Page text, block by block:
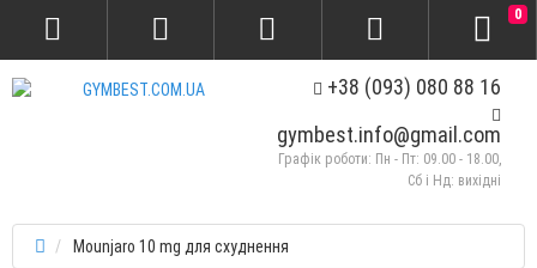
+38 (093) 080 88 16
gymbest.info@gmail.com
Графік роботи: Пн - Пт: 09.00 - 18.00,
Сб і Нд: вихідні
0
Mounjaro 10 mg для схуднення